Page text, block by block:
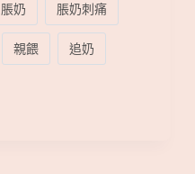
脹奶
脹奶刺痛
親餵
追奶